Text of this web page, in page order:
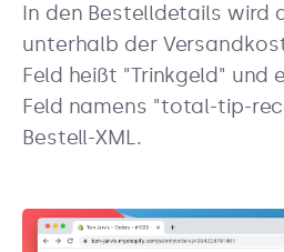
In den Bestelldetails wird
unterhalb der
Feld heißt "Trinkgeld" und
Feld namens "total-tip-
Bestell-XML.